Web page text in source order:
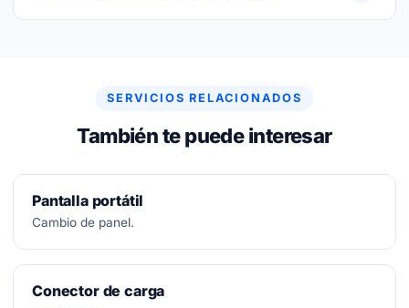
SERVICIOS RELACIONADOS
También te puede interesar
Pantalla portátil
Cambio de panel.
Conector de carga